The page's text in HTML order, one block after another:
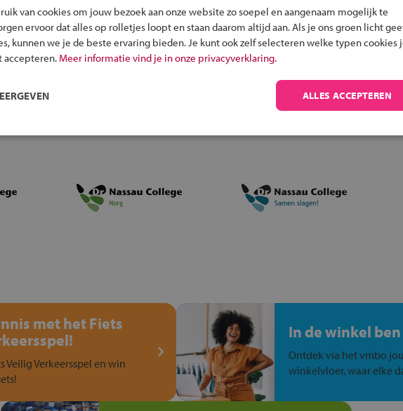
Inschrijven?
Alle informatie om je kind aan te melden bij
met het Fiets
Veilig Verkeersspel en win
In de winkel
Ontdek via het vmbo
winkelvloer, waar elke
van cookies om jouw bezoek aan onze website zo soepel en aangenaam mogelijk te
ervoor dat alles op rolletjes loopt en staan daarom altijd aan. Als je ons groen licht
kunnen we je de beste ervaring bieden. Je kunt ook zelf selecteren welke typen cookies
accepteren. Meer informatie vind je in onze privacyverklaring.
ALLES ACCEPTEREN